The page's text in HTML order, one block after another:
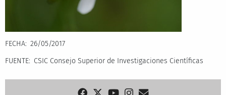
FECHA
26/05/2017
FUENTE
CSIC Consejo Superior de Investigaciones Científicas